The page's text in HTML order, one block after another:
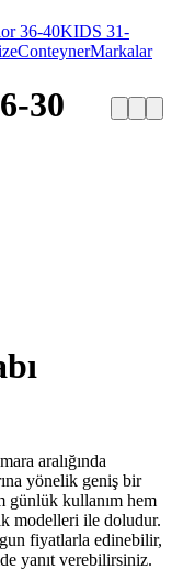
36-40KIDS 31-
ConteynerMarkalar
30
aralığında
yönelik geniş bir
günlük kullanım hem
modelleri ile doludur.
fiyatlarla edinebilir,
yanıt verebilirsiniz.